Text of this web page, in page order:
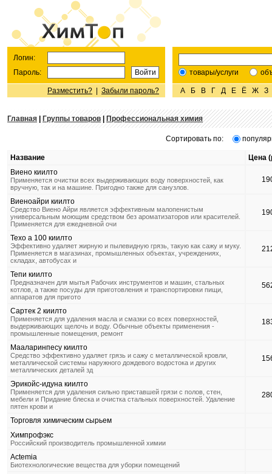
Логин:
Пароль:
Разместить? Забыли пароль?
товары/услуги
А Б В Г Д Е Ё Ж З
Главная Группы товаров|Профессиональная химия
Сортировать по:
Название
Цена
Виено киилто
Применяется очистки всех выдерживающих воду поверхностей, как
вручную, так и на машине. Пригодно также для санузлов.
Виеноайри киилто
Средство Виено Айри является эффективным малопенистым
универсальным моющим средством без ароматизаторов или красителей.
Применяется для ежедневной очи
Техо а 100 киилто
Эффективно удаляет жирную и пылевидную грязь, такую как сажу и муку.
Применяется в магазинах, промышленных объектах, учреждениях,
складах, автобусах и
Тепи киилто
Предназначен для мытья Рабочих инструментов и машин, стальных
котлов, а также посуды для приготовления и транспортировки пищи,
аппаратов для пригото
Сартек 2 киилто
Применяется для удаления масла и смазки со всех поверхностей,
выдерживающих щелочь и воду. Обычные объекты применения -
промышленные помещения, ремонт
Мааларинпесу киилто
Средство эффективно удаляет грязь и сажу с металлической кровли,
металлической системы наружного дождевого водостока и других
металлических деталей зд
Эрикойс-идуна киилто
Применяется для удаления сильно приставшей грязи с полов, стен,
мебели и Придание блеска и очистка стальных поверхностей. Удаление
пятен крови и
Торговля химическим сырьем
Химпрофэкс
Российский производитель промышленной химии
Actemia
Биотехнологические вещества для уборки помещений